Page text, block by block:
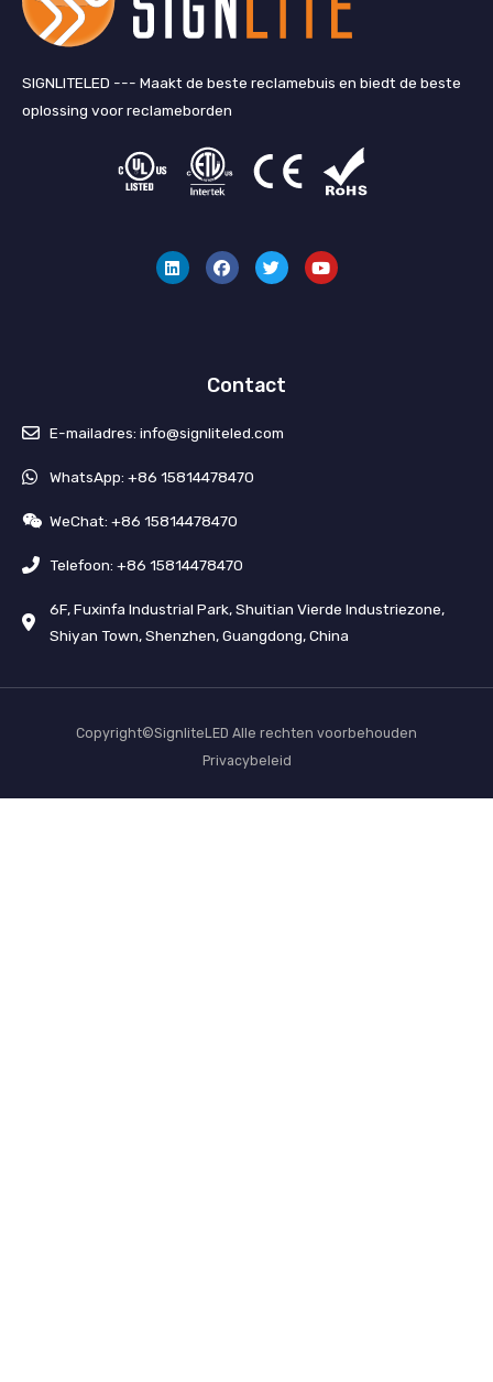
SIGNLITELED --- Maakt de beste reclamebuis en biedt de beste
oplossing voor reclameborden
n
k
e
c
e
b
i
t
t
u
T
u
Contact
E-mailadres: info@signliteled.com
WhatsApp: +86 15814478470
WeChat: +86 15814478470
Telefoon: +86 15814478470
6F, Fuxinfa Industrial Park, Shuitian Vierde Industriezone,
Shiyan Town, Shenzhen, Guangdong, China
Copyright©SignliteLED Alle rechten voorbehouden
Privacybeleid